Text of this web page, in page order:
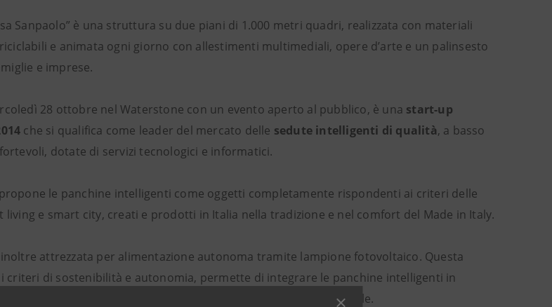
Sanpaolo” è una struttura su due piani di 1.000 metri quadri, realizzata con materiali
e animata ogni giorno con allestimenti multimediali, opere d’arte e un palinsesto
e imprese.
28 ottobre nel Waterstone con un evento aperto al pubblico, è una start-up
che si qualifica come leader del mercato delle sedute intelligenti di qualità, a basso
dotate di servizi tecnologici e informatici.
propone le panchine intelligenti come oggetti completamente rispondenti ai criteri delle
living e smart city, creati e prodotti in Italia nella tradizione e nel comfort del Made in Italy.
attrezzata per alimentazione autonoma tramite lampione fotovoltaico. Questa
criteri di sostenibilità e autonomia, permette di integrare le panchine intelligenti in
e giardini) con la stessa semplicità di una panchina tradizionale.